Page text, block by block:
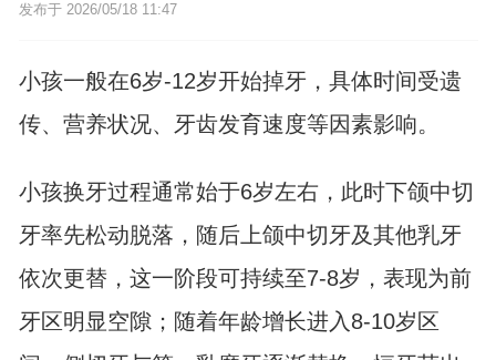
发布于 2026/05/18 11:47
小孩一般在6岁-12岁开始掉牙，具体时间受遗
传、营养状况、牙齿发育速度等因素影响。
小孩换牙过程通常始于6岁左右，此时下颌中切
牙率先松动脱落，随后上颌中切牙及其他乳牙
依次更替，这一阶段可持续至7-8岁，表现为前
牙区明显空隙；随着年龄增长进入8-10岁区